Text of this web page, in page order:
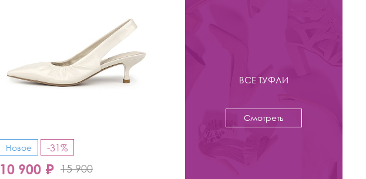
Новое -31%
10 900 ₽ 15 900
ВСЕ ТУФЛИ
Смотреть